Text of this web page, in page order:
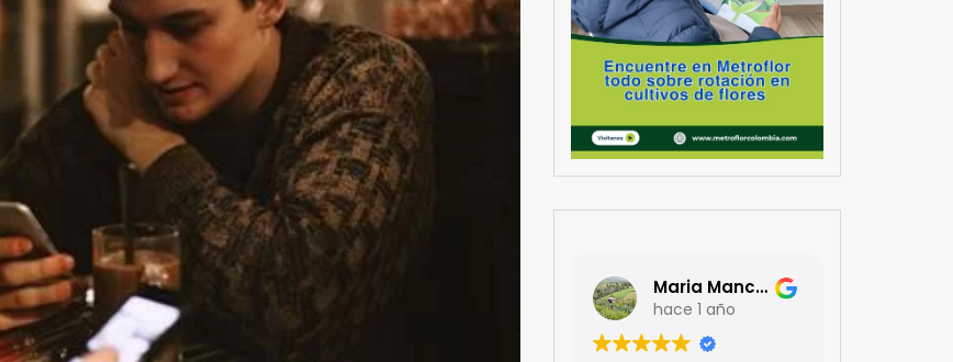
Maria Mancera
hace 1 año